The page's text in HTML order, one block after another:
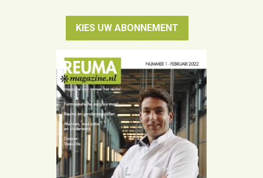
KIES UW ABONNEMENT